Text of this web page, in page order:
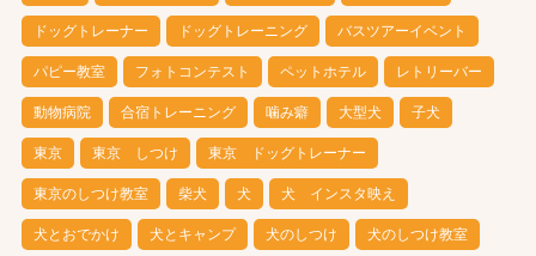
ドッグトレーナー ドッグトレーニング バスツアーイベント
パピー教室 フォトコンテスト ペットホテル レトリーバー
動物病院 合宿トレーニング 噛み癖 大型犬 子犬
東京 東京 しつけ 東京 ドッグトレーナー
東京のしつけ教室 柴犬 犬 犬 インスタ映え
犬とおでかけ 犬とキャンプ 犬のしつけ 犬のしつけ教室